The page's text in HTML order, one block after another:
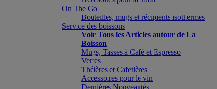
On The Go
Bouteilles, mugs et récipients isothermes
Service des boissons
Voir Tous les Articles autour de La
Boisson
Mugs, Tasses à Café et Espresso
Verres
Théières et Cafetières
Accessoires pour le vin
Dernières Nouveautés